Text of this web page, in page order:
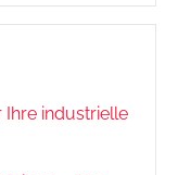
Ihre industrielle